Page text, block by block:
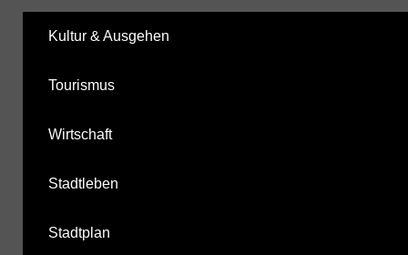
Kultur & Ausgehen
Tourismus
Wirtschaft
Stadtleben
Stadtplan